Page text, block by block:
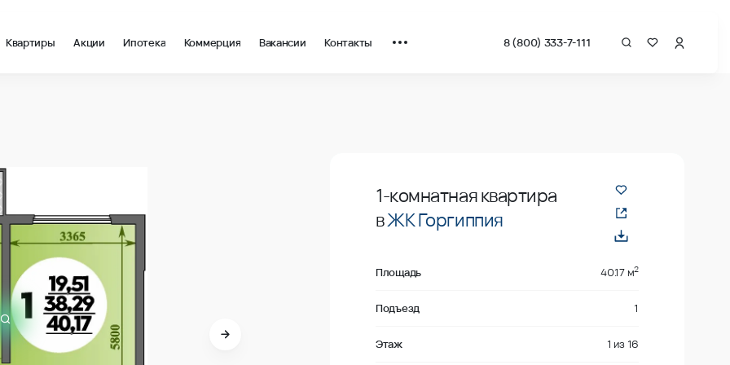
Квартиры Акции Ипотека Коммерция Вакансии Контакты 8 (800) 333-7-111
1-комнатная квартира
вЖК Горгиппия
Площадь 40.17 м2
Подъезд 1
Этаж 1 из 16